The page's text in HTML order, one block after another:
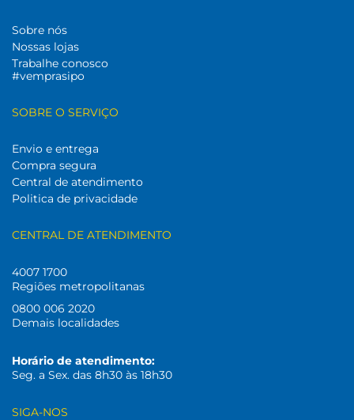
Sobre nós
Nossas lojas
Trabalhe conosco
#vemprasipo
SOBRE O SERVIÇO
Envio e entrega
Compra segura
Central de atendimento
Politica de privacidade
CENTRAL DE ATENDIMENTO
4007 1700
Regiões metropolitanas
0800 006 2020
Demais localidades
Horário de atendimento:
Seg. a Sex. das 8h30 às 18h30
SIGA-NOS